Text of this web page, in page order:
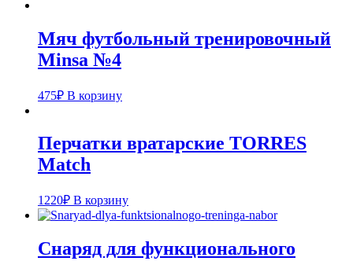
Мяч футбольный тренировочный
Minsa №4
475₽ В корзину
Перчатки вратарские TORRES
Match
1220₽ В корзину
Снаряд для функционального